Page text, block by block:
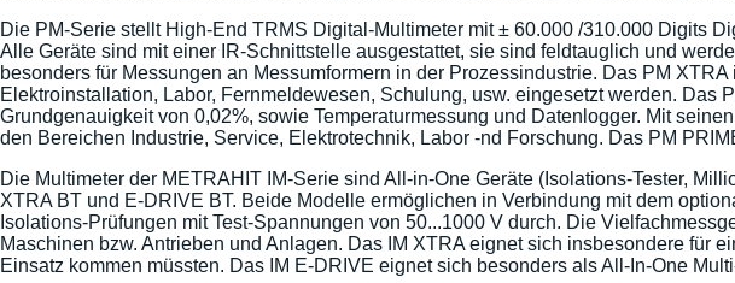
Die PM-Serie stellt High-End TRMS Digital-Multimeter mit ± 60.000 /310.000 Digits
Alle Geräte sind mit einer IR-Schnittstelle ausgestattet, sie sind feldtauglich und
besonders für Messungen an Messumformern in der Prozessindustrie. Das PM
Elektroinstallation, Labor, Fernmeldewesen, Schulung, usw. eingesetzt werden.
Grundgenauigkeit von 0,02%, sowie Temperaturmessung und Datenlogger. Mit
den Bereichen Industrie, Service, Elektrotechnik, Labor -nd Forschung. Das PM
Die Multimeter der METRAHIT IM-Serie sind All-in-One Geräte (Isolations-Tester,
XTRA BT und E-DRIVE BT. Beide Modelle ermöglichen in Verbindung mit dem
Isolations-Prüfungen mit Test-Spannungen von 50...1000 V durch. Die
Maschinen bzw. Antrieben und Anlagen. Das IM XTRA eignet sich insbesondere für
Einsatz kommen müssten. Das IM E-DRIVE eignet sich besonders als All-In-One